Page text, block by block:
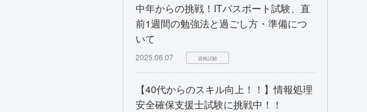
中年からの挑戦！ITパスポート試験、直
前1週間の勉強法と過ごし方・準備につ
いて
2025.06.07 資格試験
【40代からのスキル向上！！】情報処理
安全確保支援士試験に挑戦中！！